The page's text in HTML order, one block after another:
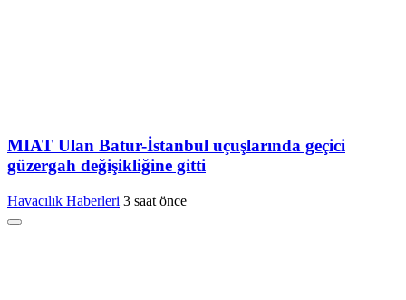
MIAT Ulan Batur-İstanbul uçuşlarında geçici
güzergah değişikliğine gitti
Havacılık Haberleri 3 saat önce